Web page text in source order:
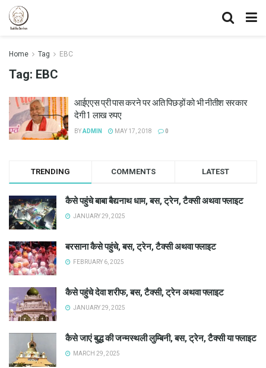
Home Tag EBC
Tag: EBC
आईएएस प्री पास करने पर अति पिछड़ों को भी नीतीश सरकार
देगी 1 लाख रुपए
BYADMIN MAY 17, 2018 0
TRENDING COMMENTS LATEST
कैसे पहुंचे बाबा बैद्यनाथ धाम, बस, ट्रेन, टैक्सी अथवा फ्लाइट
JANUARY 29, 2025
बरसाना कैसे पहुंचे, बस, ट्रेन, टैक्सी अथवा फ्लाइट
FEBRUARY 6, 2025
कैसे पहुंचे देवा शरीफ, बस, टैक्सी, ट्रेन अथवा फ्लाइट
JANUARY 29, 2025
कैसे जाएं बुद्ध की जन्मस्थली लुम्बिनी, बस, ट्रेन, टैक्सी या फ्लाइट
MARCH 29, 2025